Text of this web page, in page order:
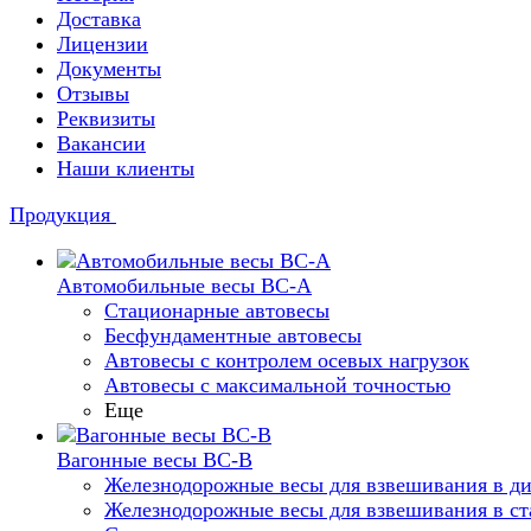
Доставка
Лицензии
Документы
Отзывы
Реквизиты
Вакансии
Наши клиенты
Продукция
Автомобильные весы ВС-А
Стационарные автовесы
Бесфундаментные автовесы
Автовесы с контролем осевых нагрузок
Автовесы с максимальной точностью
Еще
Вагонные весы ВС-В
Железнодорожные весы для взвешивания в
Железнодорожные весы для взвешивания в